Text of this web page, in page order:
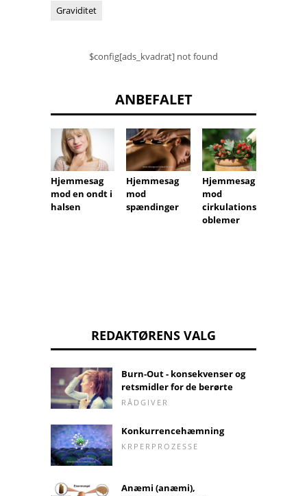
Graviditet
$config[ads_kvadrat] not found
ANBEFALET
Hjemmesag
mod en ondt i
halsen
Hjemmesag
mod
spændinger
Hjemmesag
mod
cirkulationspr
oblemer
REDAKTØRENS VALG
Burn-Out - konsekvenser og
retsmidler for de berørte
RÅDGIVER
Konkurrencehæmning
KRPERPROZESSE
Anæmi (anæmi),